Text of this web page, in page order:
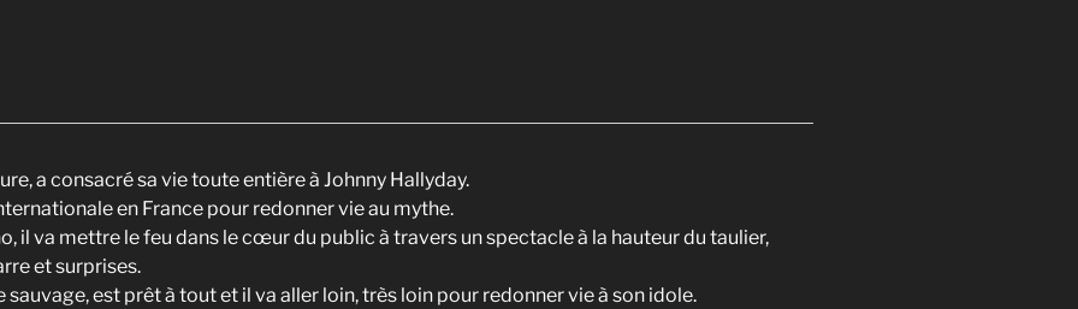
a consacré sa vie toute entière à Johnny Hallyday.
en France pour redonner vie au mythe.
il va mettre le feu dans le cœur du public à travers un spectacle à la hauteur du taulier,
et surprises.
sauvage, est prêt à tout et il va aller loin, très loin pour redonner vie à son idole.